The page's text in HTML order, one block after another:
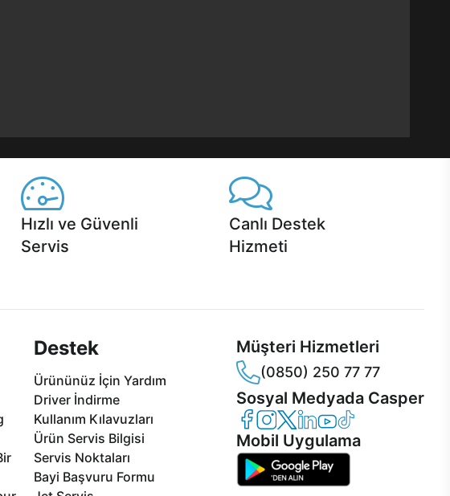
Hızlı ve Güvenli
Servis
Canlı Destek
Hizmeti
Destek
Ürününüz İçin Yardım
Driver İndirme
Kullanım Kılavuzları
Ürün Servis Bilgisi
Servis Noktaları
Bayi Başvuru Formu
Müşteri Hizmetleri
(0850) 250 77 77
Sosyal Medyada Casper
Casper Facebook
Casper Instagram
Casper Twitter
Casper LinkedIn
Casper YouTube
Casper TikTok
Mobil Uygulama